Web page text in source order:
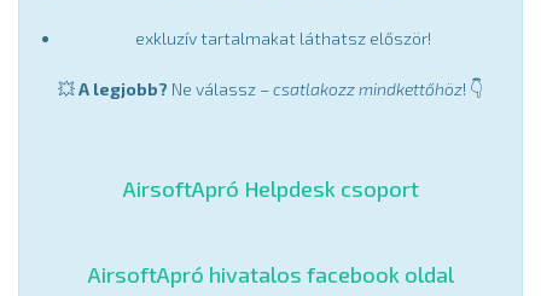
exkluzív tartalmakat láthatsz először!
💥A legjobb? Ne válassz –csatlakozz mindkettőhöz! 👇
AirsoftApró Helpdesk csoport
AirsoftApró hivatalos facebook oldal